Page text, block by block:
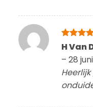
H Van
– 28